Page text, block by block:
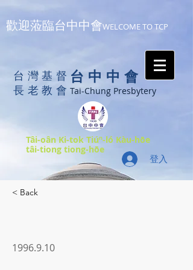
歡迎蒞臨台中中會WELCOME TO TCP
台灣基督
長老教會
台中中會
Tai-Chung Presbytery
Tâi-oân Ki-tok Tiúⁿ-ló Kàu-hōe
tâi-tiong tiong-hōe
登入
< Back
1996.9.10